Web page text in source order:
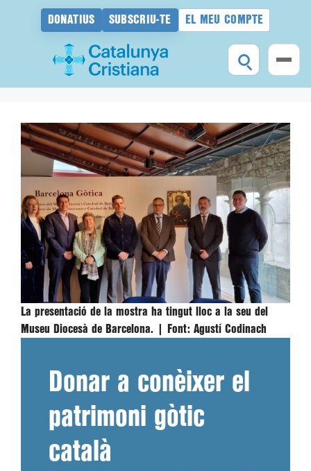
DONATIUS SUBSCRIU-TE EL MEU COMPTE
contingut
La presentació de la mostra ha tingut lloc a la seu del
Museu Diocesà de Barcelona. |
Font: Agustí Codinach
Donar a conèixer el
patrimoni gòtic
català